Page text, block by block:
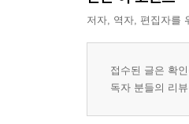
저자, 역자, 편집자를
접수된 글은 확
독자 분들의 리